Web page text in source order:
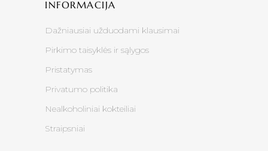
INFORMACIJA
Dažniausiai užduodami klausimai
Pirkimo taisyklės ir sąlygos
Pristatymas
Privatumo politika
Nealkoholiniai kokteiliai
Straipsniai